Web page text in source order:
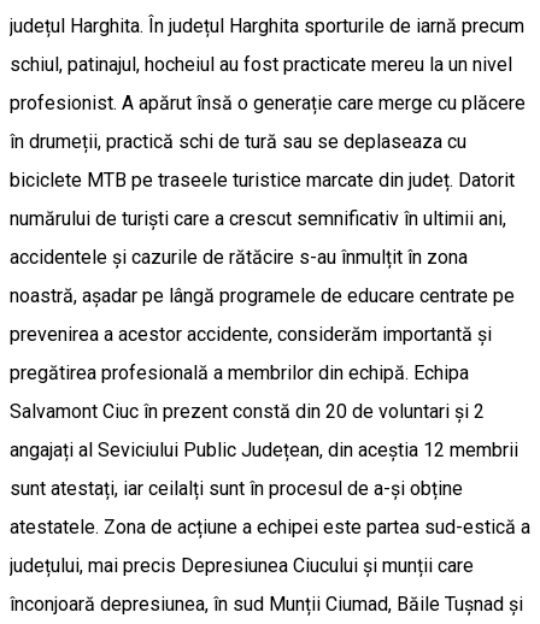
județul Harghita. În județul Harghita sporturile de iarnă precum
schiul, patinajul, hocheiul au fost practicate mereu la un nivel
profesionist. A apărut însă o generație care merge cu plăcere
în drumeții, practică schi de tură sau se deplaseaza cu
biciclete MTB pe traseele turistice marcate din județ. Datorit
numărului de turiști care a crescut semnificativ în ultimii ani,
accidentele și cazurile de rătăcire s-au înmulțit în zona
noastră, așadar pe lângă programele de educare centrate pe
prevenirea a acestor accidente, considerăm importantă și
pregătirea profesională a membrilor din echipă. Echipa
Salvamont Ciuc în prezent constă din 20 de voluntari și 2
angajați al Seviciului Public Județean, din aceștia 12 membrii
sunt atestați, iar ceilalți sunt în procesul de a-și obține
atestatele. Zona de acțiune a echipei este partea sud-estică a
județului, mai precis Depresiunea Ciucului și munții care
înconjoară depresiunea, în sud Munții Ciumad, Băile Tușnad și